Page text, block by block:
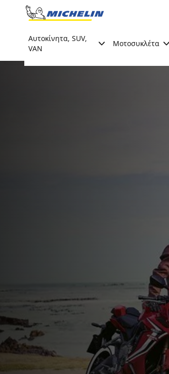
Go to page content
Αυτοκίνητα, SUV,
VAN
Μοτοσυκλέτα